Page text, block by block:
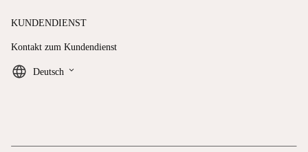
KUNDENDIENST
Kontakt zum Kundendienst
Deutsch keyboard_arrow_down